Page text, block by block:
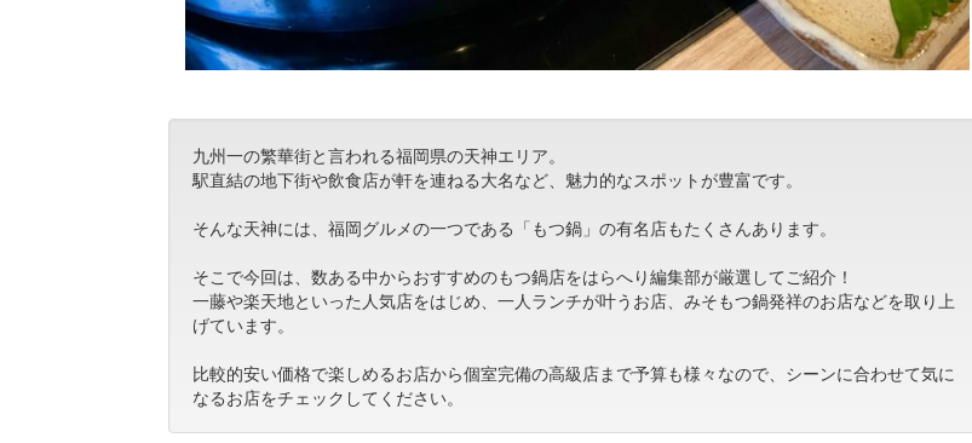
九州一の繁華街と言われる福岡県の天神エリア。
駅直結の地下街や飲食店が軒を連ねる大名など、魅力的なスポットが豊富です。
そんな天神には、福岡グルメの一つである「もつ鍋」の有名店もたくさんあります。
そこで今回は、数ある中からおすすめのもつ鍋店をはらへり編集部が厳選してご紹介！
一藤や楽天地といった人気店をはじめ、一人ランチが叶うお店、みそもつ鍋発祥のお店などを取り上
げています。
比較的安い価格で楽しめるお店から個室完備の高級店まで予算も様々なので、シーンに合わせて気に
なるお店をチェックしてください。